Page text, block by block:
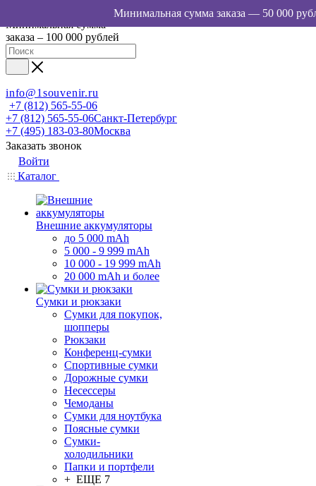
Минимальная сумма
заказа – 100 000 рублей
info@1souvenir.ru
+7 (812) 565-55-06
+7 (812) 565-55-06Санкт-Петербург
+7 (495) 183-03-80Москва
Заказать звонок
Войти
Каталог
Внешние аккумуляторы
до 5 000 mAh
5 000 - 9 999 mAh
10 000 - 19 999 mAh
20 000 mAh и более
Сумки и рюкзаки
Сумки для покупок,
шопперы
Рюкзаки
Конференц-сумки
Спортивные сумки
Дорожные сумки
Несессеры
Чемоданы
Сумки для ноутбука
Поясные сумки
Сумки-
холодильники
Папки и портфели
+ ЕЩЕ 7